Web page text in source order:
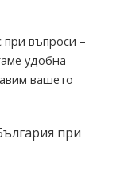
при въпроси –
удобна
вашето
при